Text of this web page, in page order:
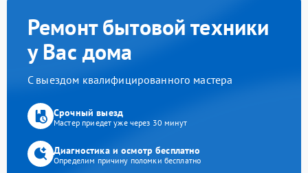
Ремонт бытовой техники
у Вас дома
С выездом квалифицированного мастера
Срочный выезд
Мастер приедет уже через 30 минут
Диагностика и осмотр бесплатно
Определим причину поломки бесплатно